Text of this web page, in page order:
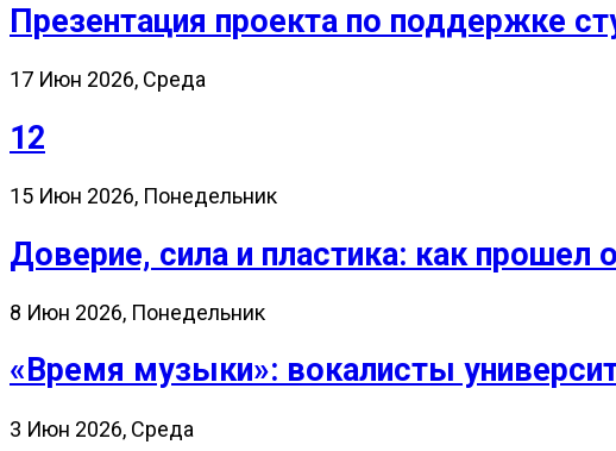
Презентация проекта по поддержке
17 Июн 2026, Среда
12
15 Июн 2026, Понедельник
Доверие, сила и пластика: как
8 Июн 2026, Понедельник
«Время музыки»: вокалисты
3 Июн 2026, Среда